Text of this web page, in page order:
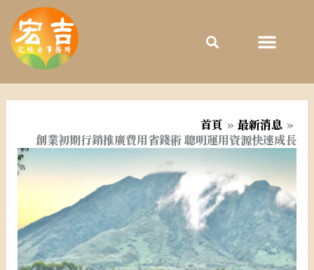
內
容
首頁
最新消息
創業初期行銷推廣費用省錢術 聰明運用資源快速成長